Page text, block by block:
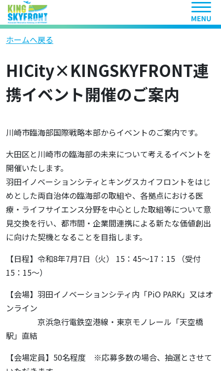
ヘッ
ホームへ戻る
HICity×KINGSKYFRONT連
携イベント開催のご案内
川崎市臨海部国際戦略本部からイベントのご案内です。
大田区と川崎市の臨海部の未来について考えるイベントを
開催いたします。
羽田イノベーションシティとキングスカイフロントをはじ
めとした両自治体の臨海部の取組や、各拠点における医
療・ライフサイエンス分野を中心とした取組等について意
見交換を行い、都市間・企業間連携による新たな価値創出
に向けた契機となることを目指します。
【日程】令和8年7月7日（火） 15：45～17：15 （受付
15：15～）
【会場】羽田イノベーションシティ内「PiO PARK」又はオ
ンライン
京浜急行電鉄空港線・東京モノレール「天空橋
駅」直結
【会場定員】50名程度 ※応募多数の場合、抽選とさせて